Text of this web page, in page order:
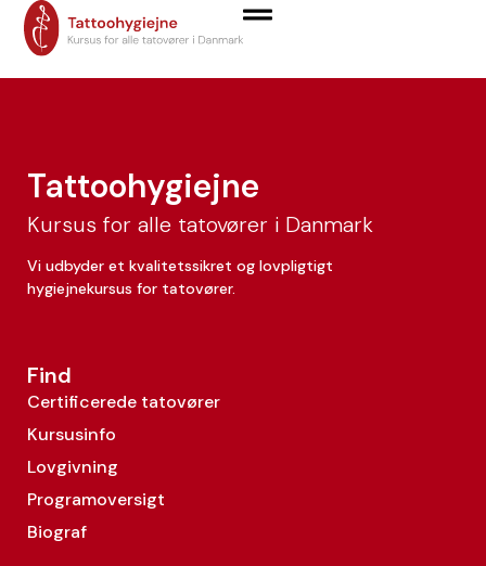
Michelle Fleron
Tattoohygiejne
Kursus for alle tatovører i Danmark
Vi udbyder et kvalitetssikret og lovpligtigt
hygiejnekursus for tatovører.
Find
Certificerede tatovører
Kursusinfo
Lovgivning
Programoversigt
Biograf